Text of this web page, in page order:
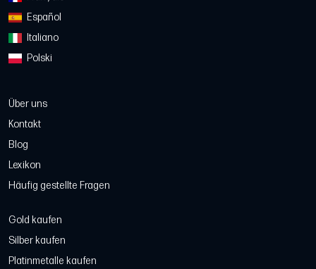
Español
Italiano
Polski
Über uns
Kontakt
Blog
Lexikon
Häufig gestellte Fragen
Gold kaufen
Silber kaufen
Platinmetalle kaufen